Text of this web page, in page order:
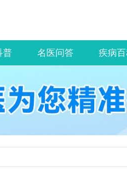
普 名医问答 疾病